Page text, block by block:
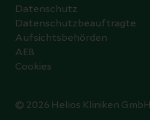
© 2026 Helios Kliniken GmbH
Datenschutz
Datenschutzbeauftragte
Aufsichtsbehörden
AEB
Cookies